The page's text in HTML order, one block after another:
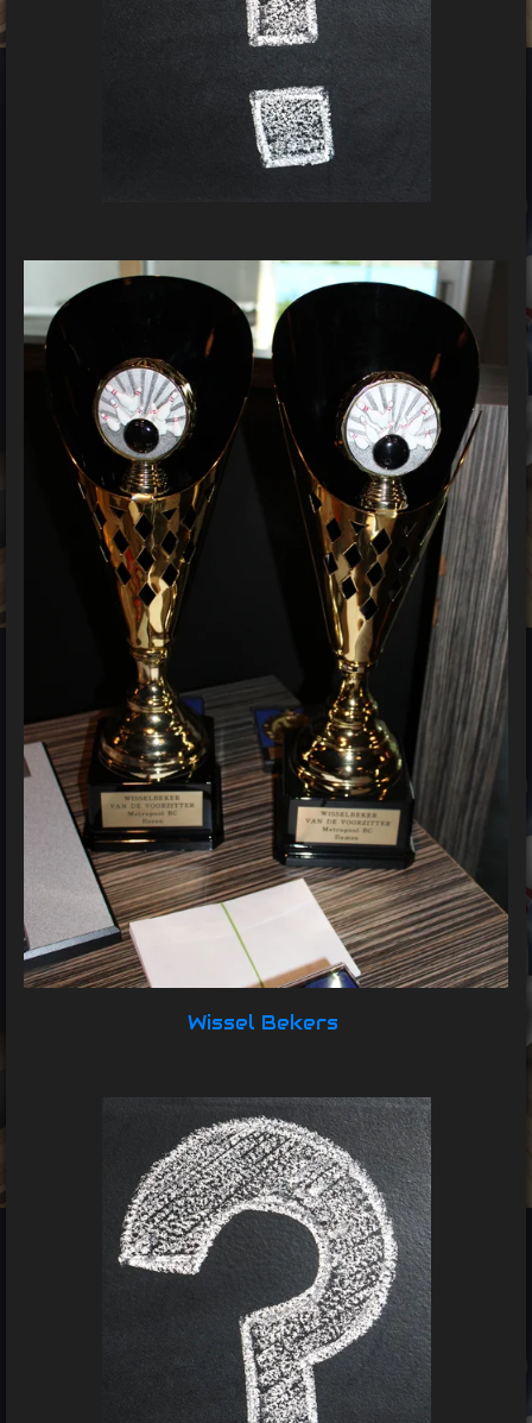
Wissel Bekers